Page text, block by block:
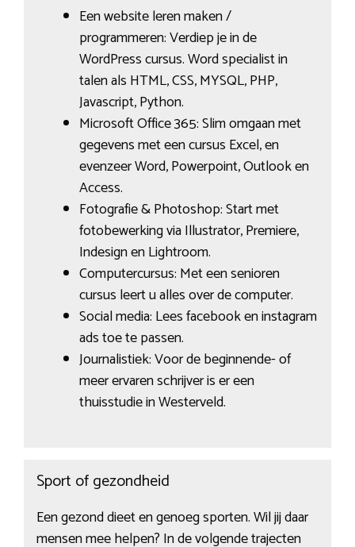
Een website leren maken /
programmeren: Verdiep je in de
WordPress cursus. Word specialist in
talen als HTML, CSS, MYSQL, PHP,
Javascript, Python.
Microsoft Office 365: Slim omgaan met
gegevens met een cursus Excel, en
evenzeer Word, Powerpoint, Outlook en
Access.
Fotografie & Photoshop: Start met
fotobewerking via Illustrator, Premiere,
Indesign en Lightroom.
Computercursus: Met een senioren
cursus leert u alles over de computer.
Social media: Lees facebook en instagram
ads toe te passen.
Journalistiek: Voor de beginnende- of
meer ervaren schrijver is er een
thuisstudie in Westerveld.
Sport of gezondheid
Een gezond dieet en genoeg sporten. Wil jij daar
mensen mee helpen? In de volgende trajecten